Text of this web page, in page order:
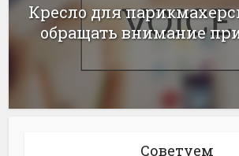
Кресло для
обращать внимание
Советуем